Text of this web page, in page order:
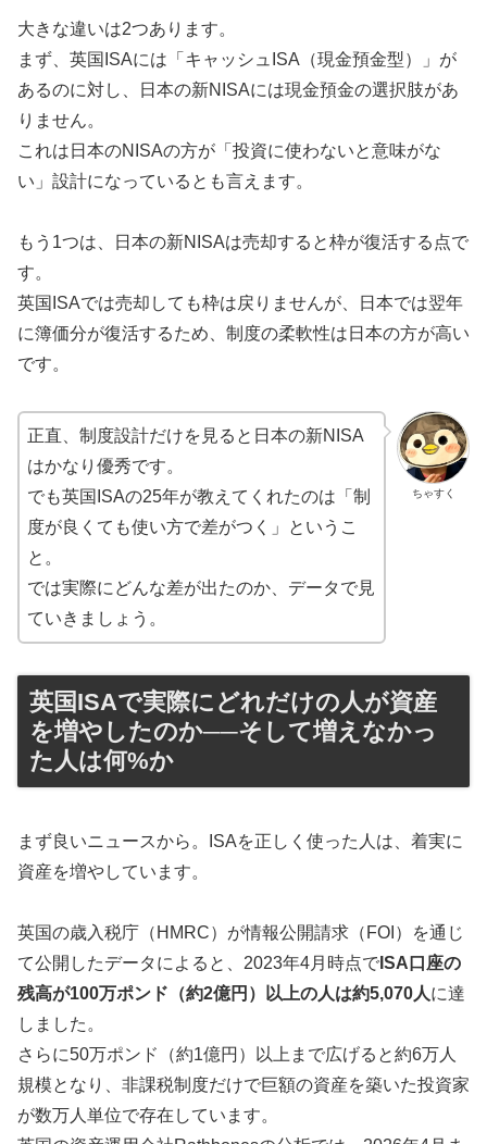
大きな違いは2つあります。
まず、英国ISAには「キャッシュISA（現金預金型）」が
あるのに対し、日本の新NISAには現金預金の選択肢があ
りません。
これは日本のNISAの方が「投資に使わないと意味がな
い」設計になっているとも言えます。
もう1つは、日本の新NISAは売却すると枠が復活する点で
す。
英国ISAでは売却しても枠は戻りませんが、日本では翌年
に簿価分が復活するため、制度の柔軟性は日本の方が高い
です。
ちゃすく
正直、制度設計だけを見ると日本の新NISA
はかなり優秀です。
でも英国ISAの25年が教えてくれたのは「制
度が良くても使い方で差がつく」というこ
と。
では実際にどんな差が出たのか、データで見
ていきましょう。
英国ISAで実際にどれだけの人が資産
を増やしたのか──そして増えなかっ
た人は何%か
まず良いニュースから。ISAを正しく使った人は、着実に
資産を増やしています。
英国の歳入税庁（HMRC）が情報公開請求（FOI）を通じ
て公開したデータによると、2023年4月時点で ISA口座の
残高が100万ポンド（約2億円）以上の人は約5,070人に達
しました。
さらに50万ポンド（約1億円）以上まで広げると約6万人
規模となり、非課税制度だけで巨額の資産を築いた投資家
が数万人単位で存在しています。